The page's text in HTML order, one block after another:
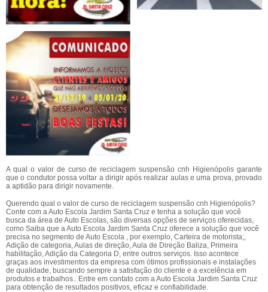
A qual o valor de curso de reciclagem suspensão cnh Higienópolis garante
que o condutor possa voltar a dirigir após realizar aulas e uma prova, provado
a aptidão para dirigir novamente.
Querendo qual o valor de curso de reciclagem suspensão cnh Higienópolis?
Conte com a Auto Escola Jardim Santa Cruz e tenha a solução que você
busca da área de Auto Escolas, são diversas opções de serviços oferecidas,
como Saiba que a Auto Escola Jardim Santa Cruz oferece a solução que você
precisa no segmento de Auto Escola , por exemplo, Carteira de motorista;,
Adição de categoria, Aulas de direção, Aula de Direção Baliza, Primeira
habilitação, Adição da Categoria D, entre outros serviços. Isso acontece
graças aos investimentos da empresa com ótimos profissionais e instalações
de qualidade, buscando sempre a satisfação do cliente e a excelência em
produtos e trabalhos.. Entre em contato com a Auto Escola Jardim Santa Cruz
para obtenção de resultados positivos, eficaz e confiabilidade.